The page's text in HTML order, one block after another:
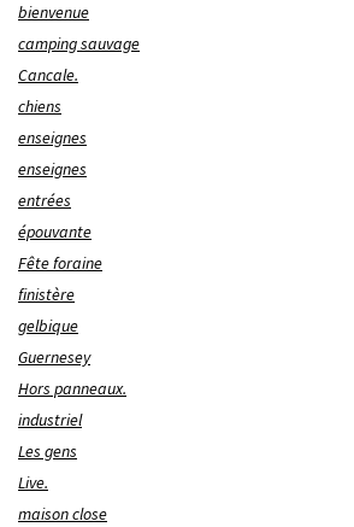
bienvenue
camping sauvage
Cancale.
chiens
enseignes
enseignes
entrées
épouvante
Fête foraine
finistère
gelbique
Guernesey
Hors panneaux.
industriel
Les gens
Live.
maison close